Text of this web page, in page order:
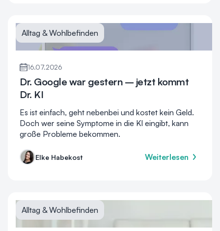
Alltag & Wohlbefinden
16.07.2026
Dr. Google war gestern – jetzt kommt
Dr. KI
Es ist einfach, geht nebenbei und kostet kein Geld.
Doch wer seine Symptome in die KI eingibt, kann
große Probleme bekommen.
Elke Habekost Weiterlesen
Alltag & Wohlbefinden